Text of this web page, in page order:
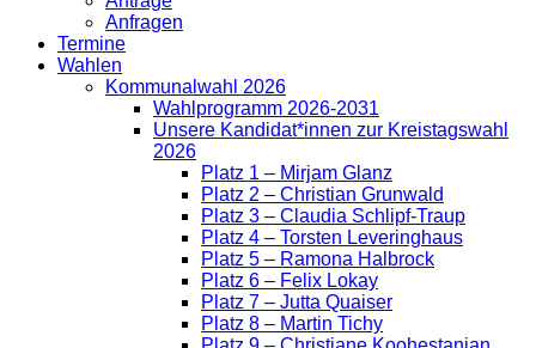
Anfragen
Termine
Wahlen
Kommunalwahl 2026
Wahlprogramm 2026-2031
Unsere Kandidat*innen zur Kreistagswahl
2026
Platz 1 – Mirjam Glanz
Platz 2 – Christian Grunwald
Platz 3 – Claudia Schlipf-Traup
Platz 4 – Torsten Leveringhaus
Platz 5 – Ramona Halbrock
Platz 6 – Felix Lokay
Platz 7 – Jutta Quaiser
Platz 8 – Martin Tichy